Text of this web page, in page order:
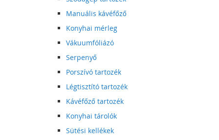
Manuális kávéfőző
Konyhai mérleg
Vákuumfóliázó
Serpenyő
Porszívó tartozék
Légtisztító tartozék
Kávéfőző tartozék
Konyhai tárolók
Sütési kellékek